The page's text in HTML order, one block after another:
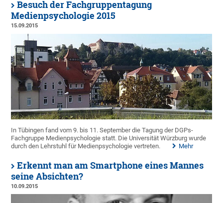
Besuch der Fachgruppentagung
Medienpsychologie 2015
15.09.2015
In Tübingen fand vom 9. bis 11. September die Tagung der DGPs-
Fachgruppe Medienpsychologie statt. Die Universität Würzburg wurde
durch den Lehrstuhl für Medienpsychologie vertreten.
Mehr
Erkennt man am Smartphone eines Mannes
seine Absichten?
10.09.2015